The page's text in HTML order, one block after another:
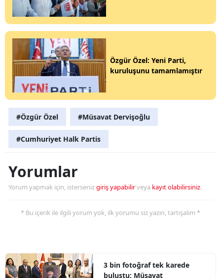
Özgür Özel: Yeni Parti,
kuruluşunu tamamlamıştır
#Özgür Özel #Müsavat Dervişoğlu
#Cumhuriyet Halk Partis
Yorumlar
Yorum yapmak için, istersenizgiriş yapabilirveya kayıt olabilirsiniz.
* Bu içerik ile ilgili yorum yok, ilk yorumu siz yazın, tartışalım *
3 bin fotoğraf tek karede
buluştu: Müsavat